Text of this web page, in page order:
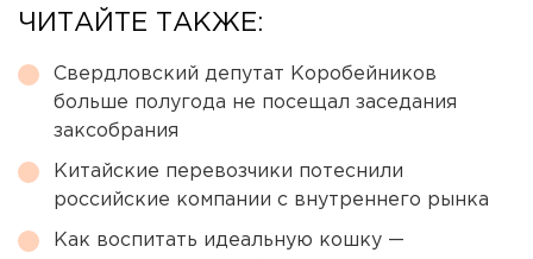
ЧИТАЙТЕ ТАКЖЕ:
Свердловский депутат Коробейников
больше полугода не посещал заседания
заксобрания
Китайские перевозчики потеснили
российские компании с внутреннего рынка
Как воспитать идеальную кошку —